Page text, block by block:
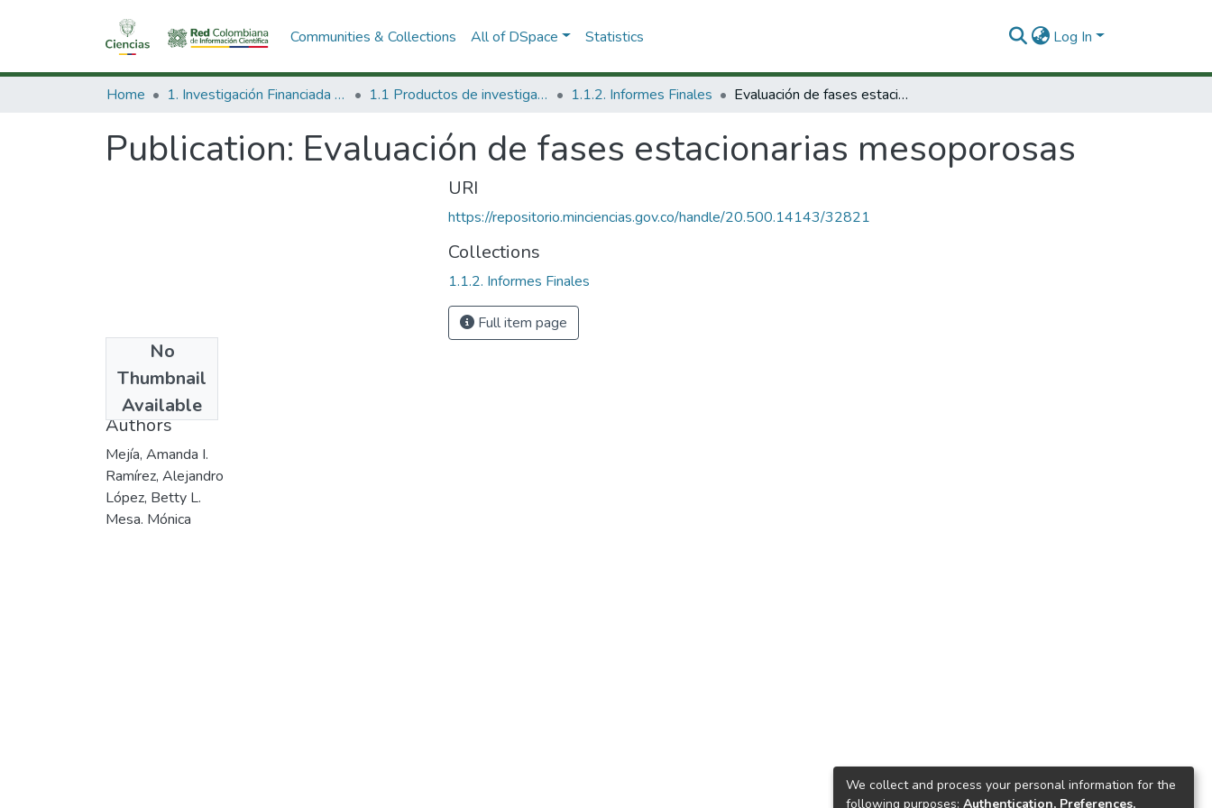
Communities & Collections All of DSpace Statistics Log In
Home 1. Investigación Financiada con Recursos Públicos 1.1 Productos de investigación 1.1.2. Informes Finales Evaluación de fases estacionarias mesoporosas
Publication: Evaluación de fases estacionarias mesoporosas
No
Thumbnail
Available
2004
Authors
Mejía, Amanda I.
Ramírez, Alejandro
López, Betty L.
Mesa. Mónica
URI
https://repositorio.minciencias.gov.co/handle/20.500.14143/32821
Collections
1.1.2. Informes Finales
Full item page
We collect and process your personal information for the
following purposes: Authentication, Preferences,